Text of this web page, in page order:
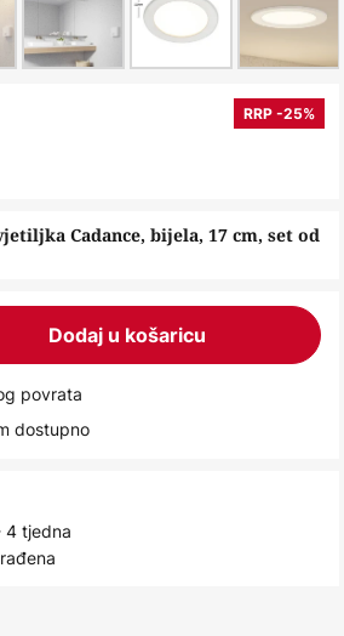
Cadance, bijela, 17 cm, set od
RRP -25%
Dodaj u košaricu
povrata
dostupno
4 tjedna